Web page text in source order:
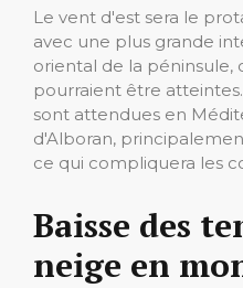
Le vent d'est sera le
avec une plus grande
oriental de la péninsule,
pourraient être
sont attendues en
d'Alboran,
ce qui compliquera les
Baisse des
neige en